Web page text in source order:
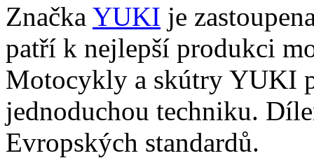
Značka YUKI je
patří k nejlepší produkci
Motocykly a skútry YUKI
jednoduchou techniku.
Evropských standardů.